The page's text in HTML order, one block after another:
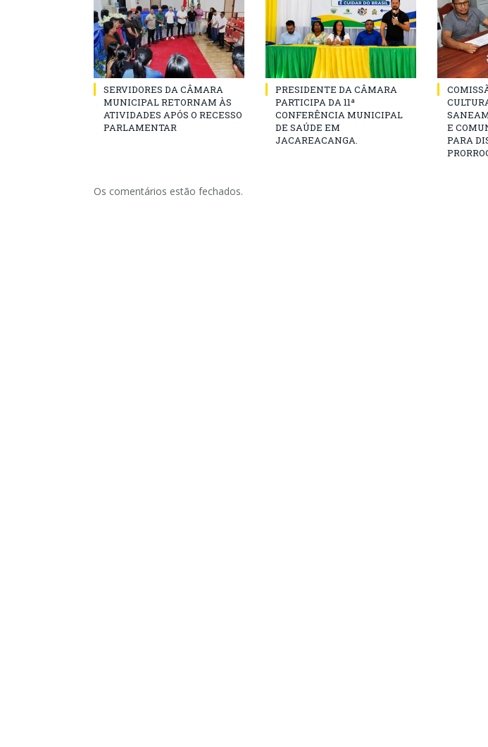
SERVIDORES DA CÂMARA
MUNICIPAL RETORNAM ÀS
ATIVIDADES APÓS O RECESSO
PARLAMENTAR
PRESIDENTE DA CÂMARA
PARTICIPA DA 11ª
CONFERÊNCIA MUNICIPAL
DE SAÚDE EM
JACAREACANGA.
E
PARA
Os comentários estão fechados.